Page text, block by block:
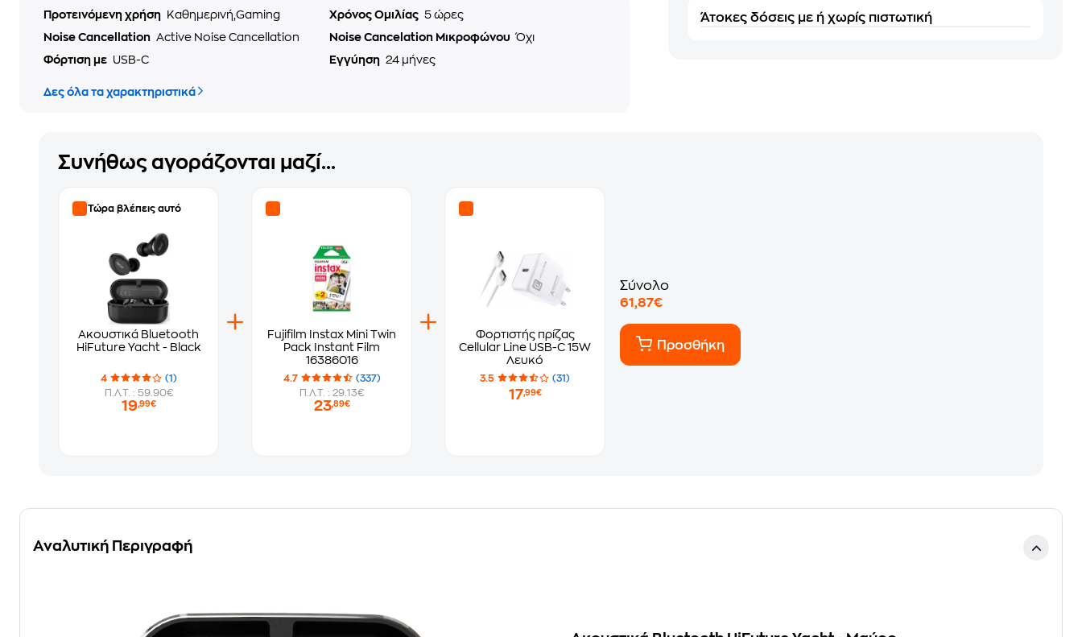
Προτεινόμενη χρήση Καθημερινή,Gaming Χρόνος Ομιλίας 5 ώρες
Noise Cancellation Active Noise Cancellation Noise Cancelation Μικροφώνου Όχι
Φόρτιση με USB-C Εγγύηση 24 μήνες
Δες όλα τα χαρακτηριστικά
Άτοκες δόσεις με ή χωρίς πιστωτική
Συνήθως αγοράζονται μαζί...
Τώρα βλέπεις αυτό
Ακουστικά Bluetooth
HiFuture Yacht - Black
4
(1)
Π.Λ.Τ. : 59.90€
19,99€
Fujifilm Instax Mini Twin
Pack Instant Film
16386016
4.7
(337)
Π.Λ.Τ. : 29.13€
23,89€
Φορτιστής πρίζας
Cellular Line USB-C 15W
Λευκό
3.5 (31)
17,99€
Σύνολο
61,87€
Προσθήκη
Αναλυτική Περιγραφή